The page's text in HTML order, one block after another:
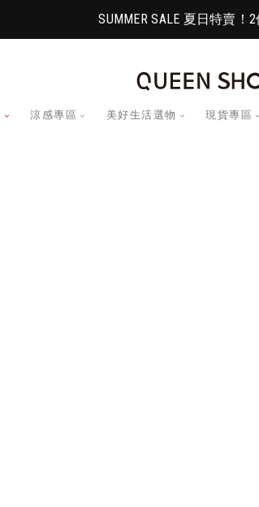
SUMMER SALE 夏日特賣！
涼感專區 美好生活選物 現貨專區